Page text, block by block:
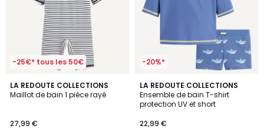
-25€* tous les 50€
LA REDOUTE COLLECTIONS
Maillot de bain 1 pièce rayé
27,99 €
3
/
-20%*
LA REDOUTE COLLECTIONS
Ensemble de bain T-shirt
protection UV et short
22,99 €
2,2
/ 5